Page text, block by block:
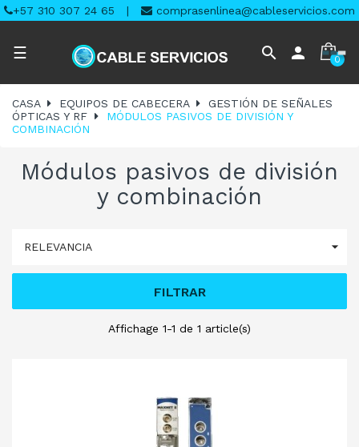
+57 310 307 24 65 | comprasenlinea@cableservicios.com
Navegación
palanca
☰ search person 0
CASA EQUIPOS DE CABECERA
GESTIÓN DE SEÑALES
ÓPTICAS Y RF
MÓDULOS PASIVOS DE DIVISIÓN Y
COMBINACIÓN
Módulos pasivos de división
y combinación
RELEVANCIA 
FILTRAR
Affichage 1-1 de 1 article(s)